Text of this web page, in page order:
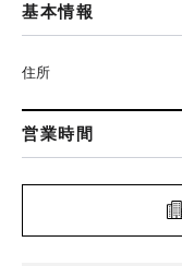
基本情報
住所
営業時間